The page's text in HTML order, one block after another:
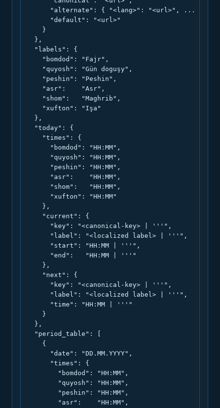
      "alternate": { "<lang>": "<url>", ... },
      "default": "<url>"
    }
  },
  "labels": {
    "bomdod": "Fajr",
    "quyosh": "Gün doguşy",
    "peshin": "Peshin",
    "asr":    "Asr",
    "shom":   "Maghrib",
    "xufton": "Işa"
  },
  "today": {
    "times": {
      "bomdod": "HH:MM",
      "quyosh": "HH:MM",
      "peshin": "HH:MM",
      "asr":    "HH:MM",
      "shom":   "HH:MM",
      "xufton": "HH:MM"
    },
    "current": {
      "key": "<canonical-key> | '''",
      "label": "<localized label> | '''",
      "start": "HH:MM | '''",
      "end":   "HH:MM | '''"
    },
    "next": {
      "key": "<canonical-key> | '''",
      "label": "<localized label> | '''",
      "time": "HH:MM | '''"
    }
  },
  "period_table": [
    {
      "date": "DD.MM.YYYY",
      "times": {
        "bomdod": "HH:MM",
        "quyosh": "HH:MM",
        "peshin": "HH:MM",
        "asr":    "HH:MM",